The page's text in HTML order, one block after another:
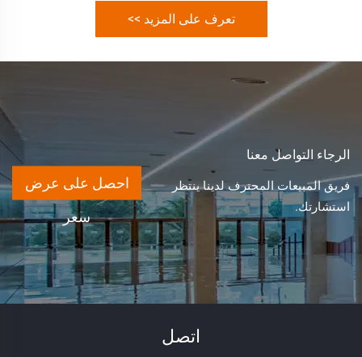
تعرف على المزيد >>
الرجاء التواصل معنا
فريق المبيعات المحترف لدينا ينتظر
استشارتك.
احصل على عرض
سعر
اتصل